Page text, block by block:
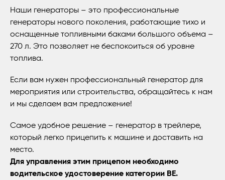
Наши генераторы – это профессиональные
генераторы нового поколения, работающие тихо и
оснащенные топливными баками большого объема –
270 л. Это позволяет не беспокоиться об уровне
топлива.
Если вам нужен профессиональный генератор для
мероприятия или строительства, обращайтесь к нам
и мы сделаем вам предложение!
Самое удобное решение – генератор в трейлере,
который легко прицепить к машине и доставить на
место.
Для управления этим прицепом необходимо
водительское удостоверение категории BE.